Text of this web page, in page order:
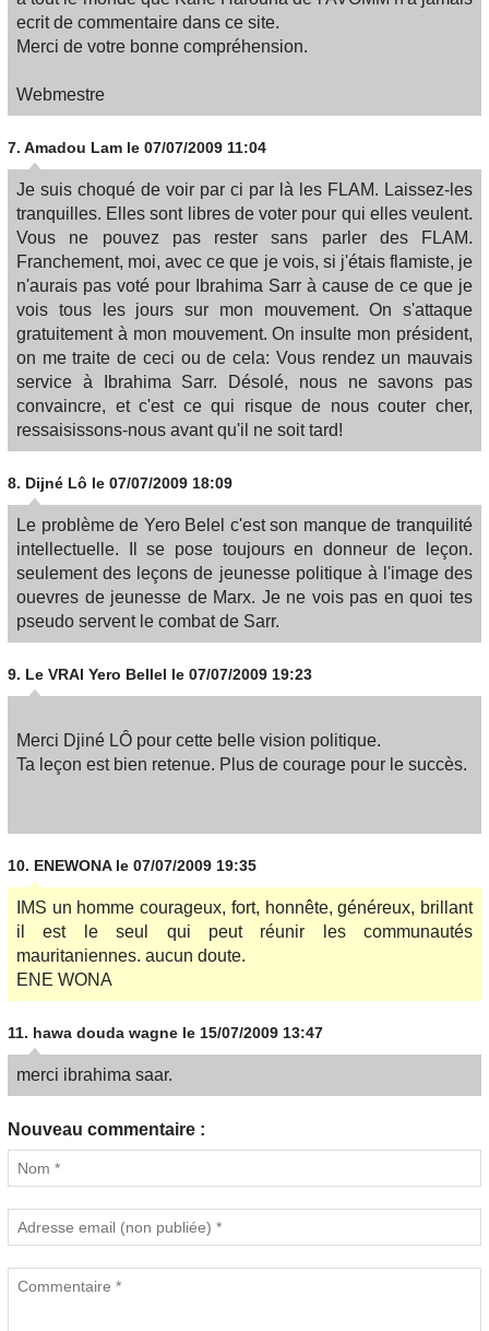
ecrit de commentaire dans ce site.
Merci de votre bonne compréhension.
Webmestre
7. Amadou Lam le 07/07/2009 11:04
Je suis choqué de voir par ci par là les FLAM. Laissez-les
tranquilles. Elles sont libres de voter pour qui elles veulent.
Vous ne pouvez pas rester sans parler des FLAM.
Franchement, moi, avec ce que je vois, si j'étais flamiste, je
n'aurais pas voté pour Ibrahima Sarr à cause de ce que je
vois tous les jours sur mon mouvement. On s'attaque
gratuitement à mon mouvement. On insulte mon président,
on me traite de ceci ou de cela: Vous rendez un mauvais
service à Ibrahima Sarr. Désolé, nous ne savons pas
convaincre, et c'est ce qui risque de nous couter cher,
ressaisissons-nous avant qu'il ne soit tard!
8. Dijné Lô le 07/07/2009 18:09
Le problème de Yero Belel c'est son manque de tranquilité
intellectuelle. Il se pose toujours en donneur de leçon.
seulement des leçons de jeunesse politique à l'image des
ouevres de jeunesse de Marx. Je ne vois pas en quoi tes
pseudo servent le combat de Sarr.
9. Le VRAI Yero Bellel le 07/07/2009 19:23
Merci Djiné LÔ pour cette belle vision politique.
Ta leçon est bien retenue. Plus de courage pour le succès.
10. ENEWONA le 07/07/2009 19:35
IMS un homme courageux, fort, honnête, généreux, brillant
il est le seul qui peut réunir les communautés
mauritaniennes. aucun doute.
ENE WONA
11. hawa douda wagne le 15/07/2009 13:47
merci ibrahima saar.
Nouveau commentaire :